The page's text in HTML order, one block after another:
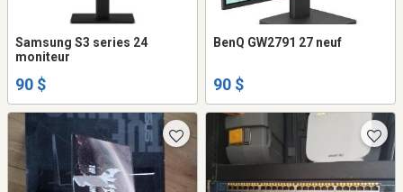
Samsung S3 series 24
moniteur
90 $
BenQ GW2791 27 neuf
90 $